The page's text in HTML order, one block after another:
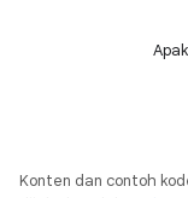
Konten dan contoh